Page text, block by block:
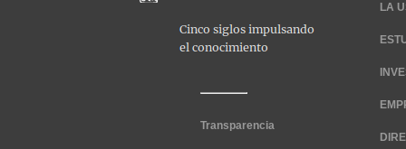
Transparencia
LA